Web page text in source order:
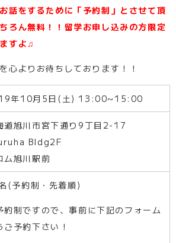
話をするために「予約制」とさせて頂
ろん無料！！留学お申し込みの方限定
すよ♫
心よりお待ちしております！！
年10月5日(土) 13:00~15:00
道旭川市宮下通り9丁目2-17
Bldg2F
ム旭川駅前
(予約制・先着順)
制ですので、事前に下記のフォーム
ご予約下さい！